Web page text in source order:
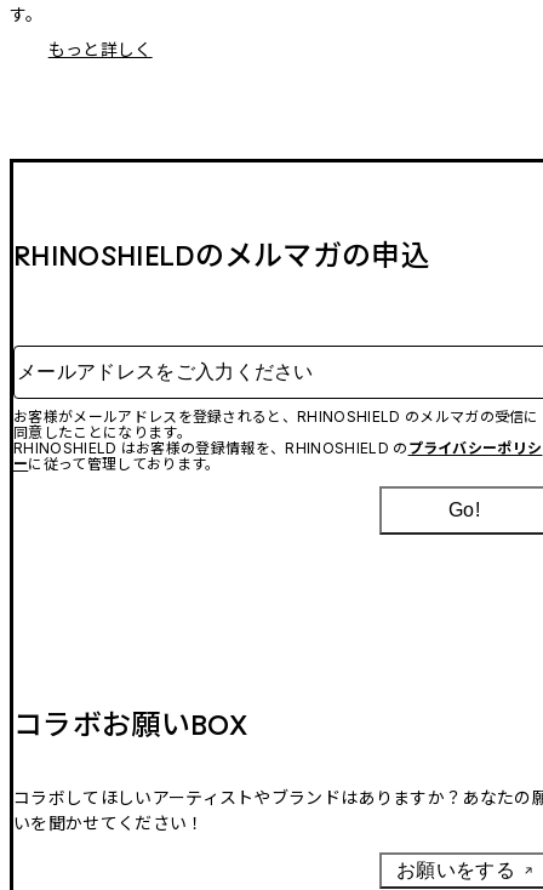
す。
もっと詳しく
RHINOSHIELDのメルマガの申込
メールアドレスをご入力ください
お客様がメールアドレスを登録されると、RHINOSHIELD のメルマガの受信に
同意したことになります。
RHINOSHIELD はお客様の登録情報を、RHINOSHIELD の プライバシーポリシ
ーに従って管理しております。
Go!
コラボお願いBOX
コラボしてほしいアーティストやブランドはありますか？あなたの
いを聞かせてください！
お願いをする